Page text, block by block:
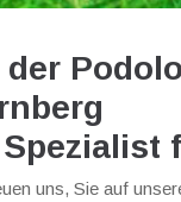
der
uns, Sie auf